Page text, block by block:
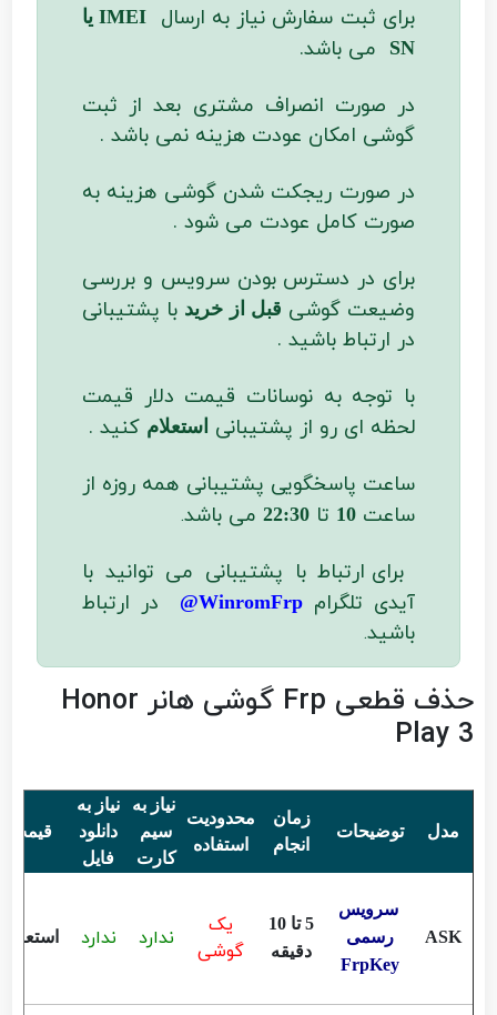
برای ثبت سفارش نیاز به ارسال
IMEI یا
SN
می باشد.
در صورت انصراف مشتری بعد از ثبت
گوشی امکان عودت هزینه نمی باشد .
در صورت ریجکت شدن گوشی هزینه به
صورت کامل عودت می شود .
برای در دسترس بودن سرویس و بررسی
وضیعت گوشی قبل از خرید با پشتیبانی
در ارتباط باشید .
با توجه به نوسانات قیمت دلار قیمت
لحظه ای رو از پشتیبانی استعلام کنید .
ساعت پاسخگویی پشتیبانی همه روزه از
ساعت10 تا22:30 می باشد.
برای ارتباط با پشتیبانی می توانید با
آیدی تلگرامWinromFrp@
در ارتباط
باشید.
حذف قطعی Frp گوشی هانر Honor
Play 3
مدل توضیحات
زمان
انجام
محدودیت
استفاده
نیاز به
سیم
کارت
نیاز به
دانلود
فایل
قیمت
ASK
سرویس
رسمی
FrpKey
5 تا 10
دقیقه
یک
گوشی
ندارد ندارد استعلام